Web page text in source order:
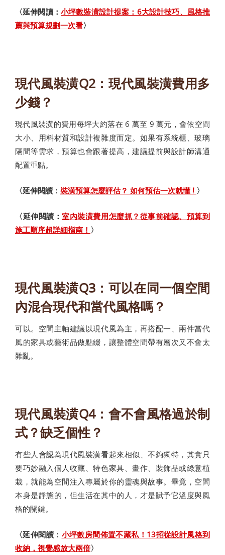
〈延伸閱讀： 小坪數裝潢設計提案：6大設計技巧、風格推
薦與預算規劃一次看〉
現代風裝潢Q2：現代風裝潢費用多
少錢？
現代風裝潢的費用每坪大約落在 6 萬至 9 萬元，會依空間
大小、用料材質和設計複雜度而定。如果有系統櫃、玻璃
隔間等需求，預算也會跟著提高，建議提前與設計師溝通
配置重點。
〈延伸閱讀： 裝潢預算怎麼評估？ 如何預估一次就懂 ! 〉
〈延伸閱讀：室內裝潢費用怎麼抓？從事前確認、預算到
施工順序超詳細指南！ 〉
現代風裝潢Q3：可以在同一個空間
內混合現代和當代風格嗎？
可以。空間主軸建議以現代風為主，再搭配一、兩件當代
風的家具或藝術品做點綴，讓整體空間帶有層次又不會太
雜亂。
現代風裝潢Q4：會不會風格過於制
式？缺乏個性？
有些人會認為現代風裝潢看起來相似、不夠獨特，其實只
要巧妙融入個人收藏、特色家具、畫作、裝飾品或綠意植
栽，就能為空間注入專屬於你的靈魂與故事。畢竟，空間
本身是靜態的，但生活在其中的人，才是賦予它溫度與風
格的關鍵。
〈延伸閱讀： 小坪數房間佈置不藏私！13招從設計風格到
收納，視覺感放大兩倍〉